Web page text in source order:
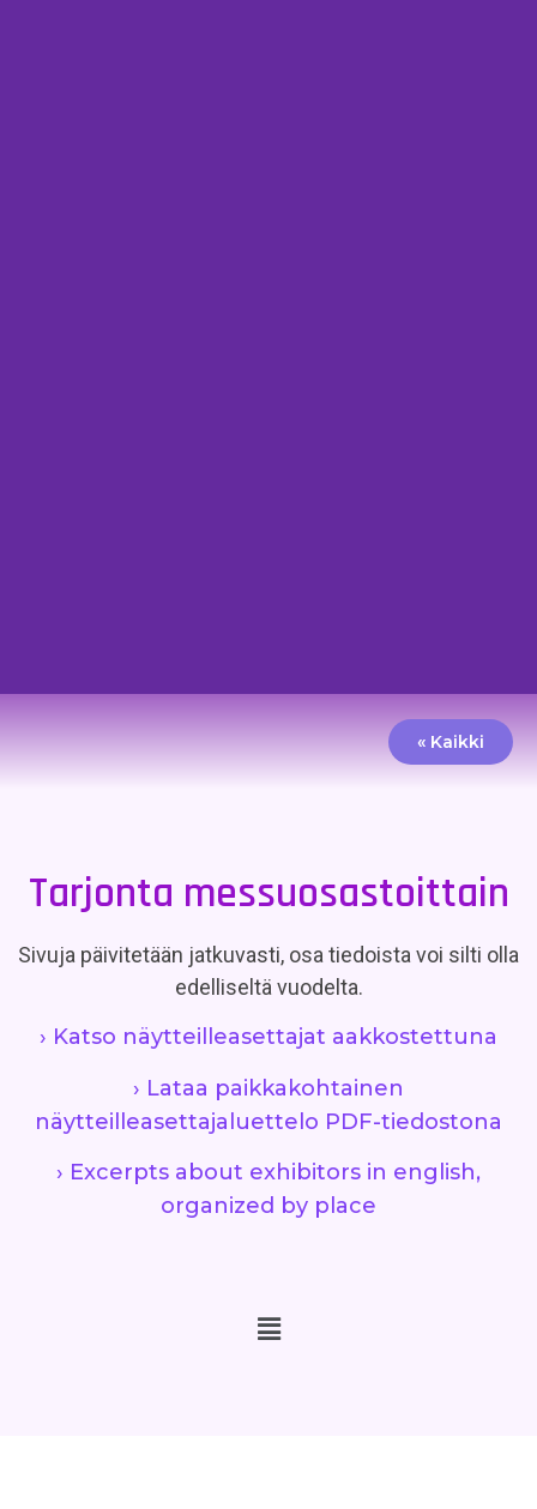
« Kaikki
Tarjonta messuosastoittain
Sivuja päivitetään jatkuvasti, osa tiedoista voi silti olla
edelliseltä vuodelta.
› Katso näytteilleasettajat aakkostettuna
› Lataa paikkakohtainen
näytteilleasettajaluettelo PDF-tiedostona
› Excerpts about exhibitors in english,
organized by place